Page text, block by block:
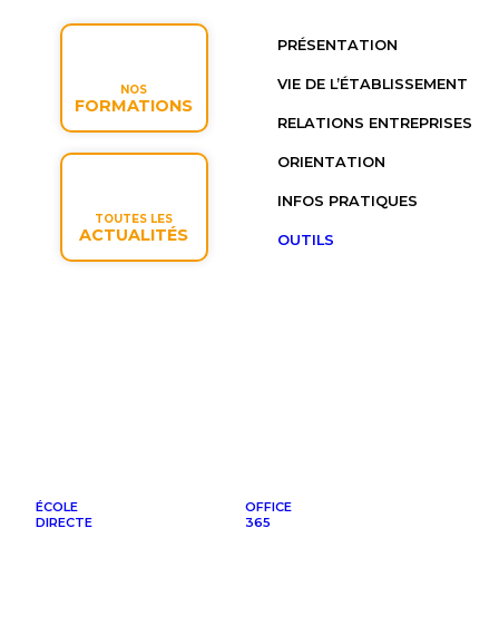
NOS
FORMATIONS
TOUTES LES
ACTUALITÉS
PRÉSENTATION
VIE DE L’ÉTABLISSEMENT
RELATIONS ENTREPRISES
ORIENTATION
INFOS PRATIQUES
OUTILS
ÉCOLE
DIRECTE
OFFICE
365